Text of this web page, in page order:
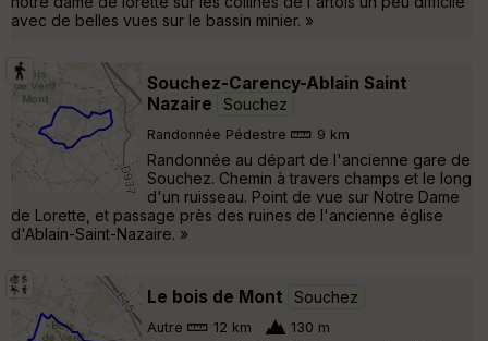
avec de belles vues sur le bassin minier. »
Souchez-Carency-Ablain Saint
Nazaire
Souchez
Randonnée Pédestre 9 km
Randonnée au départ de l'ancienne gare de
Souchez. Chemin à travers champs et le long
d'un ruisseau. Point de vue sur Notre Dame
de Lorette, et passage près des ruines de l'ancienne église
d'Ablain-Saint-Nazaire. »
Le bois de Mont Souchez
Autre 12 km 130 m